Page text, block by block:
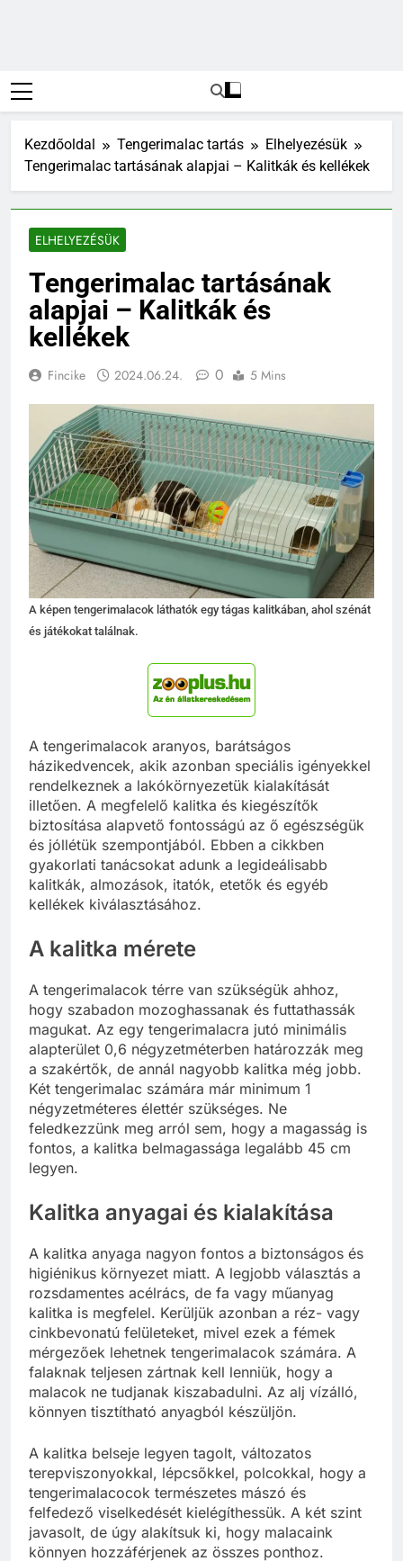
Kezdőoldal Tengerimalac tartás
Elhelyezésük
Tengerimalac tartásának alapjai – Kalitkák és kellékek
ELHELYEZÉSÜK
Tengerimalac tartásának
alapjai – Kalitkák és
kellékek
Fincike 2024.06.24. 0 5 Mins
A képen tengerimalacok láthatók egy tágas kalitkában, ahol szénát
és játékokat találnak.
A tengerimalacok aranyos, barátságos
házikedvencek, akik azonban speciális igényekkel
rendelkeznek a lakókörnyezetük kialakítását
illetően. A megfelelő kalitka és kiegészítők
biztosítása alapvető fontosságú az ő egészségük
és jóllétük szempontjából. Ebben a cikkben
gyakorlati tanácsokat adunk a legideálisabb
kalitkák, almozások, itatók, etetők és egyéb
kellékek kiválasztásához.
A kalitka mérete
A tengerimalacok térre van szükségük ahhoz,
hogy szabadon mozoghassanak és futtathassák
magukat. Az egy tengerimalacra jutó minimális
alapterület 0,6 négyzetméterben határozzák meg
a szakértők, de annál nagyobb kalitka még jobb.
Két tengerimalac számára már minimum 1
négyzetméteres élettér szükséges. Ne
feledkezzünk meg arról sem, hogy a magasság is
fontos, a kalitka belmagassága legalább 45 cm
legyen.
Kalitka anyagai és kialakítása
A kalitka anyaga nagyon fontos a biztonságos és
higiénikus környezet miatt. A legjobb választás a
rozsdamentes acélrács, de fa vagy műanyag
kalitka is megfelel. Kerüljük azonban a réz- vagy
cinkbevonatú felületeket, mivel ezek a fémek
mérgezőek lehetnek tengerimalacok számára. A
falaknak teljesen zártnak kell lenniük, hogy a
malacok ne tudjanak kiszabadulni. Az alj vízálló,
könnyen tisztítható anyagból készüljön.
A kalitka belseje legyen tagolt, változatos
terepviszonyokkal, lépcsőkkel, polcokkal, hogy a
tengerimalacocok természetes mászó és
felfedező viselkedését kielégíthessük. A két szint
javasolt, de úgy alakítsuk ki, hogy malacaink
könnyen hozzáférjenek az összes ponthoz.